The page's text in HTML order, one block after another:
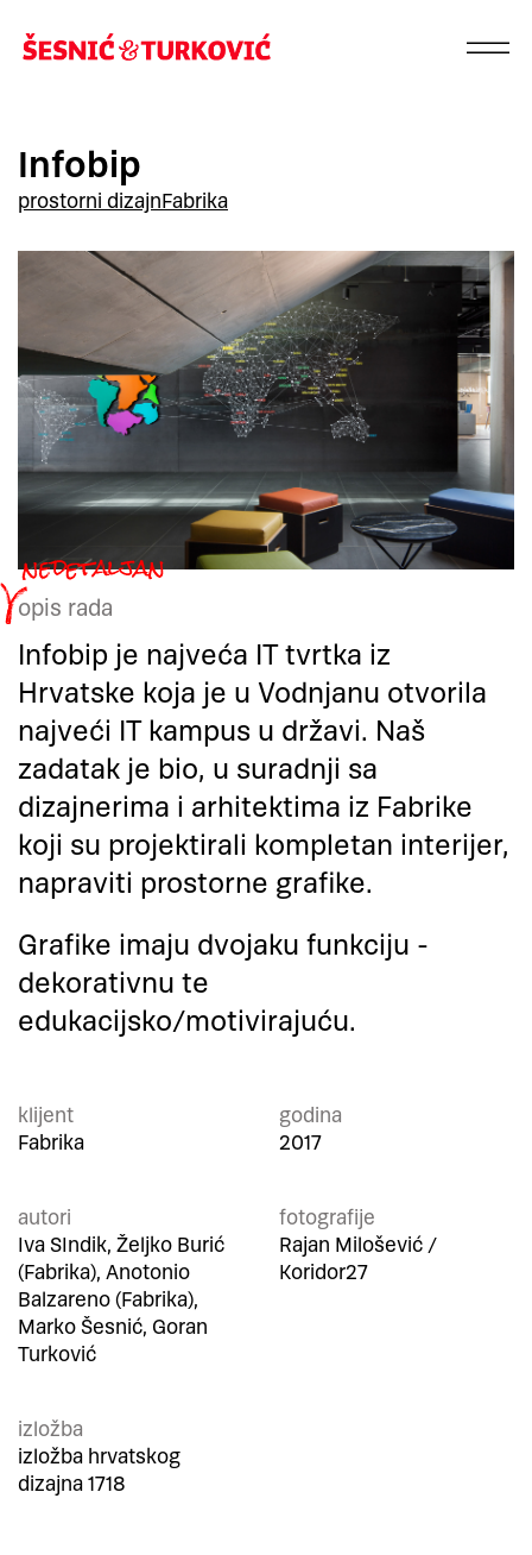
Infobip
prostorni dizajnFabrika
opis rada
Infobip je najveća IT tvrtka iz
Hrvatske koja je u Vodnjanu otvorila
najveći IT kampus u državi. Naš
zadatak je bio, u suradnji sa
dizajnerima i arhitektima iz Fabrike
koji su projektirali kompletan interijer,
napraviti prostorne grafike.
Grafike imaju dvojaku funkciju -
dekorativnu te
edukacijsko/motivirajuću.
klijent
Fabrika
godina
2017
autori
Iva SIndik, Željko Burić
(Fabrika), Anotonio
Balzareno (Fabrika),
Marko Šesnić, Goran
Turković
fotografije
Rajan Milošević /
Koridor27
izložba
izložba hrvatskog
dizajna 1718